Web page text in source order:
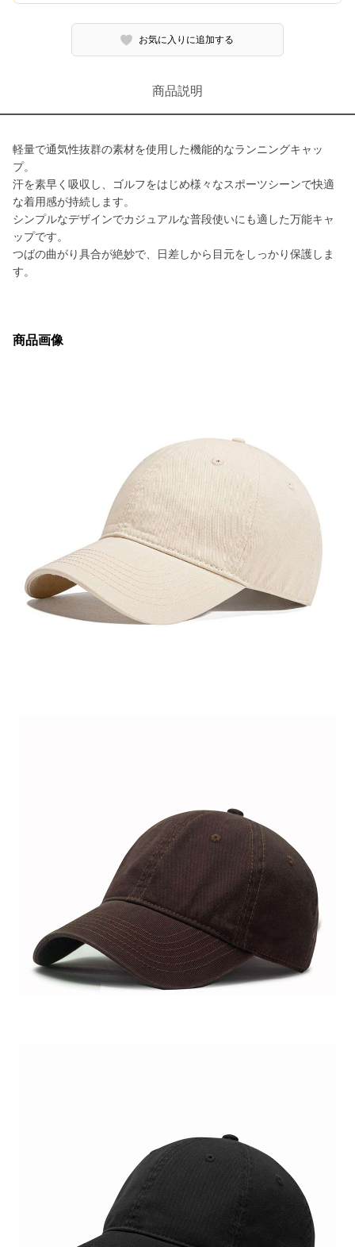
お気に入りに追加する
商品説明
軽量で通気性抜群の素材を使用した機能的なランニングキャッ
プ。
汗を素早く吸収し、ゴルフをはじめ様々なスポーツシーンで快適
な着用感が持続します。
シンプルなデザインでカジュアルな普段使いにも適した万能キャ
ップです。
つばの曲がり具合が絶妙で、日差しから目元をしっかり保護しま
す。
商品画像